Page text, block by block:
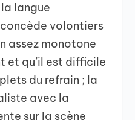
langue
volontiers
assez monotone
et qu’il est difficile
du refrain ; la
avec la
sur la scène